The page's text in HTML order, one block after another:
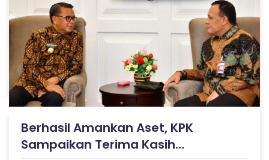
Berhasil Amankan Aset, KPK
Sampaikan Terima Kasih…